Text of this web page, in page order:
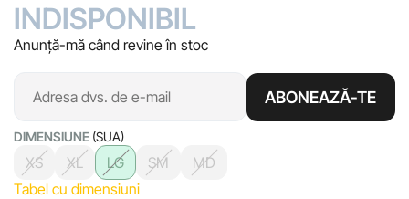
INDISPONIBIL
Anunță-mă când revine în stoc
ABONEAZĂ-TE
DIMENSIUNE (SUA)
XS XL LG SM
MD
Tabel cu dimensiuni